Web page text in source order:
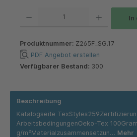
In
Produktnummer: Z265F_SG.17
PDF Angebot erstellen
Verfügbarer Bestand: 300
Beschreibung
Katalogseite
ArbeitsbedingungenOeko-Tex
g/m²Materialzusammensetzun… Mehr